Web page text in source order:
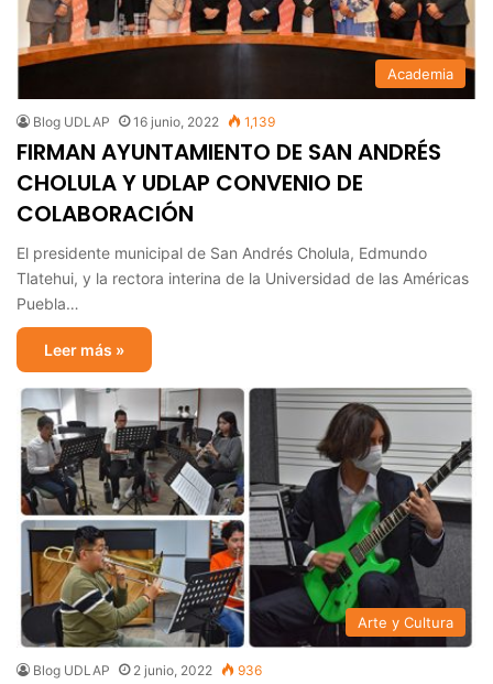
Academia
Blog UDLAP 16 junio, 2022 1,139
FIRMAN AYUNTAMIENTO DE SAN ANDRÉS
CHOLULA Y UDLAP CONVENIO DE
COLABORACIÓN
El presidente municipal de San Andrés Cholula, Edmundo
Tlatehui, y la rectora interina de la Universidad de las Américas
Puebla…
Leer más »
Arte y Cultura
Blog UDLAP 2 junio, 2022 936